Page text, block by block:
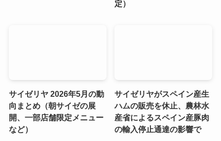
定）
サイゼリヤ 2026年5月の動
向まとめ（朝サイゼの展
開、一部店舗限定メニュー
など）
サイゼリヤがスペイン産生
ハムの販売を休止、農林水
産省によるスペイン産豚肉
の輸入停止通達の影響で